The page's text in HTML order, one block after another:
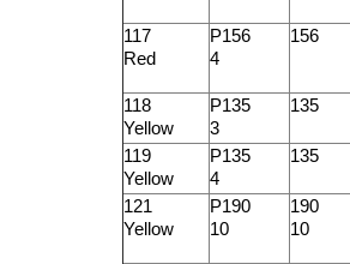
117
Red
P156
4
156
118
Yellow
P135
3
135
119
Yellow
P135
4
135
121
Yellow
P190
10
190
10